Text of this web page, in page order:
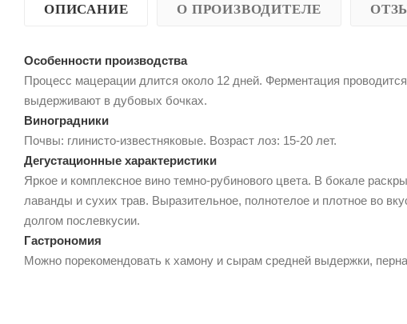
ОПИСАНИЕ О ПРОИЗВОДИТЕЛЕ
Особенности производства
Процесс мацерации длится около 12 дней. Ферментация
выдерживают в дубовых бочках.
Виноградники
Почвы: глинисто-известняковые. Возраст лоз: 15-20 лет.
Дегустационные характеристики
Яркое и комплексное вино темно-рубинового цвета. В бокале
лаванды и сухих трав. Выразительное, полнотелое и плотное во
долгом послевкусии.
Гастрономия
Можно порекомендовать к хамону и сырам средней выдержки,